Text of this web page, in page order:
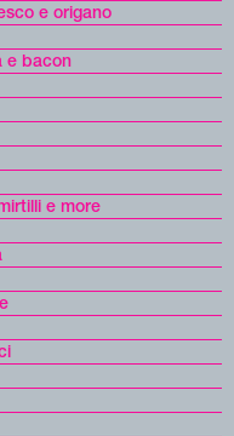
e origano
e bacon
e more